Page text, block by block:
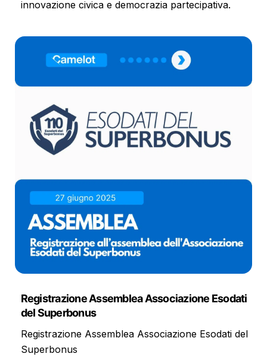
innovazione civica e democrazia partecipativa.
Registrazione Assemblea Associazione Esodati
del Superbonus
Registrazione Assemblea Associazione Esodati del
Superbonus